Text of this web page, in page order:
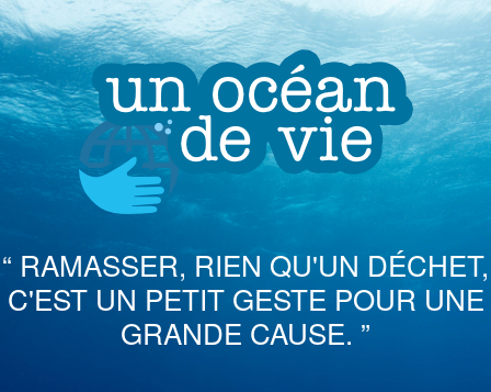
Skip
to
content
“ RAMASSER, RIEN QU'UN DÉCHET,
C'EST UN PETIT GESTE POUR UNE
GRANDE CAUSE. ”